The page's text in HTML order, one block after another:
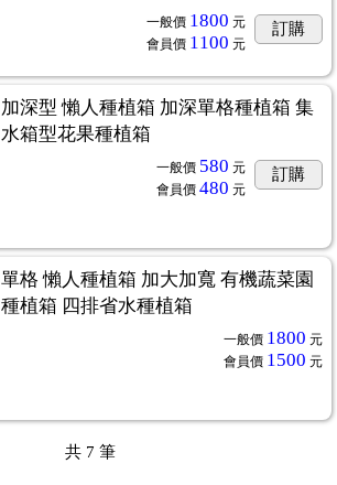
一般價 1800 元
會員價 1100 元
訂購
加深型 懶人種植箱 加深單格種植箱 集
水箱型花果種植箱
一般價 580 元
會員價 480 元
訂購
單格 懶人種植箱 加大加寬 有機蔬菜園
種植箱 四排省水種植箱
一般價 1800 元
會員價 1500 元
共 7 筆